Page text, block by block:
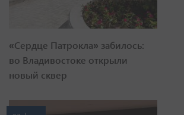
«Сердце Патрокла» забилось:
во Владивостоке открыли
новый сквер